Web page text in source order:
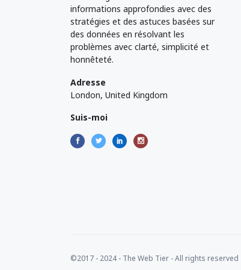
informations approfondies avec des
stratégies et des astuces basées sur
des données en résolvant les
problèmes avec clarté, simplicité et
honnêteté.
Adresse
London, United Kingdom
Suis-moi
©2017 - 2024 - The Web Tier - All rights reserved